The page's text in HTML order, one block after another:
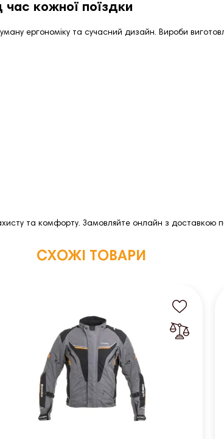
кожної поїздки
ергономіку та сучасний дизайн. Вироби
та комфорту. Замовляйте онлайн з доставкою
СХОЖІ ТОВАРИ